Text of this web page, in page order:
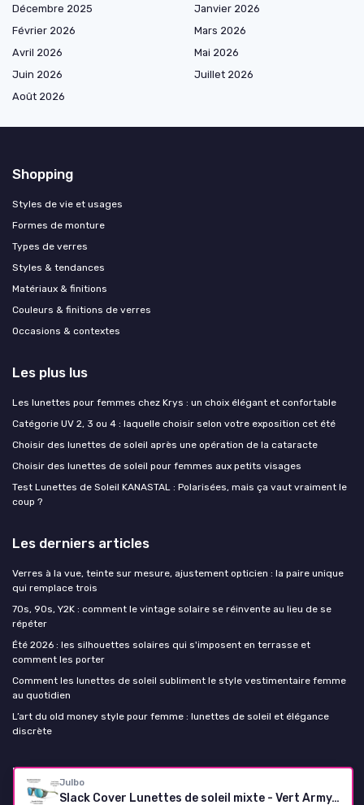
Julbo
Slack Cover Lunettes de soleil mixte - Vert Army/Gris Polarisant Cat.4
Décembre 2025
Janvier 2026
Février 2026
Mars 2026
Avril 2026
Mai 2026
Juin 2026
Juillet 2026
Août 2026
Shopping
Styles de vie et usages
Formes de monture
Types de verres
Styles & tendances
Matériaux & finitions
Couleurs & finitions de verres
Occasions & contextes
Les plus lus
Les lunettes pour femmes chez Krys : un choix élégant et confortable
Catégorie UV 2, 3 ou 4 : laquelle choisir selon votre exposition cet été
Choisir des lunettes de soleil après une opération de la cataracte
Choisir des lunettes de soleil pour femmes aux petits visages
Test Lunettes de Soleil KANASTAL : Polarisées, mais ça vaut vraiment le
coup ?
Les derniers articles
Verres à la vue, teinte sur mesure, ajustement opticien : la paire unique
qui remplace trois
70s, 90s, Y2K : comment le vintage solaire se réinvente au lieu de se
répéter
Été 2026 : les silhouettes solaires qui s'imposent en terrasse et
comment les porter
Comment les lunettes de soleil subliment le style vestimentaire femme
au quotidien
L’art du old money style pour femme : lunettes de soleil et élégance
discrète
Lunettes de soleil Femme